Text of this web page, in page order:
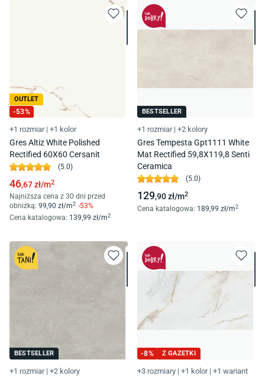
OUTLET
-53%
+1 rozmiar | +1 kolor
Gres Altiz White Polished
Rectified 60X60 Cersanit
(5.0)
46,67zł/m2
Najniższa cena z 30 dni przed
obniżką: 99,90 zł/m2 -53%
Cena katalogowa: 139,99 zł/m2
BESTSELLER
+1 rozmiar | +2 kolory
Gres Tempesta Gpt1111 White
Mat Rectified 59,8X119,8 Senti
Ceramica
(5.0)
129,90zł/m2
Cena katalogowa: 189,99 zł/m2
BESTSELLER
+1 rozmiar | +2 kolory
-8% Z GAZETKI
+3 rozmiary | +1 kolor | +1 wariant